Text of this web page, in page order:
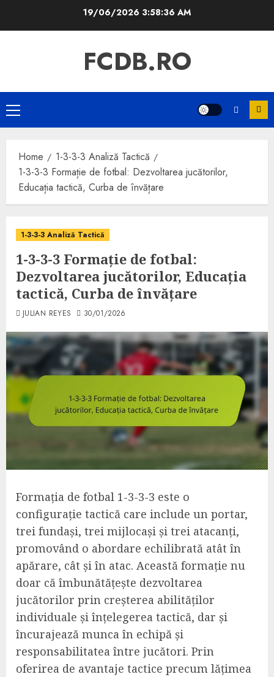
19/06/2026 3:58:37 AM
FCDB.RO
Primary
Menu
Home
1-3-3-3 Analiză Tactică
1-3-3-3 Formație de fotbal: Dezvoltarea jucătorilor,
Educația tactică, Curba de învățare
1-3-3-3 Analiză Tactică
1-3-3-3 Formație de fotbal:
Dezvoltarea jucătorilor, Educația
tactică, Curba de învățare
JULIAN REYES 30/01/2026
Formația de fotbal 1-3-3-3 este o
configurație tactică care include un portar,
trei fundași, trei mijlocași și trei atacanți,
promovând o abordare echilibrată atât în
apărare, cât și în atac. Această formație nu
doar că îmbunătățește dezvoltarea
jucătorilor prin creșterea abilităților
individuale și înțelegerea tactică, dar și
încurajează munca în echipă și
responsabilitatea între jucători. Prin
oferirea de avantaje tactice precum lățimea